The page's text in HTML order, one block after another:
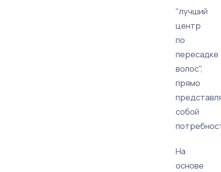
"лучший
центр
по
пересадке
волос",
прямо
собой
На
основе